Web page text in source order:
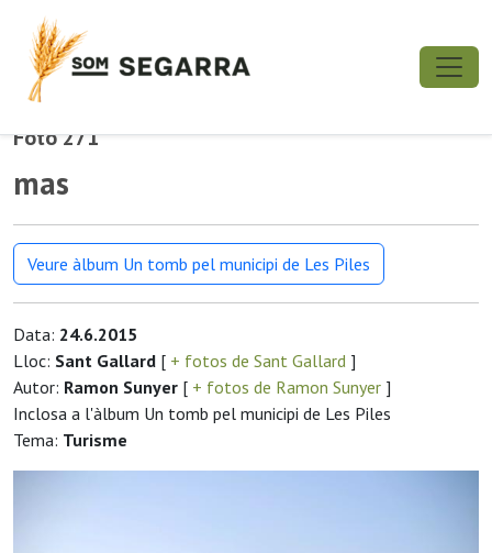
Foto 271
mas
Veure àlbum Un tomb pel municipi de Les Piles
Data: 24.6.2015
Lloc: Sant Gallard [ + fotos de Sant Gallard ]
Autor: Ramon Sunyer [ + fotos de Ramon Sunyer ]
Inclosa a l'àlbum Un tomb pel municipi de Les Piles
Tema: Turisme